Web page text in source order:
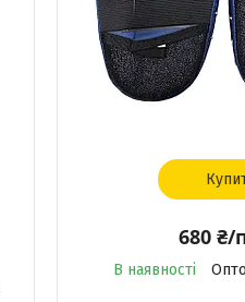
680 ₴/
В наявності